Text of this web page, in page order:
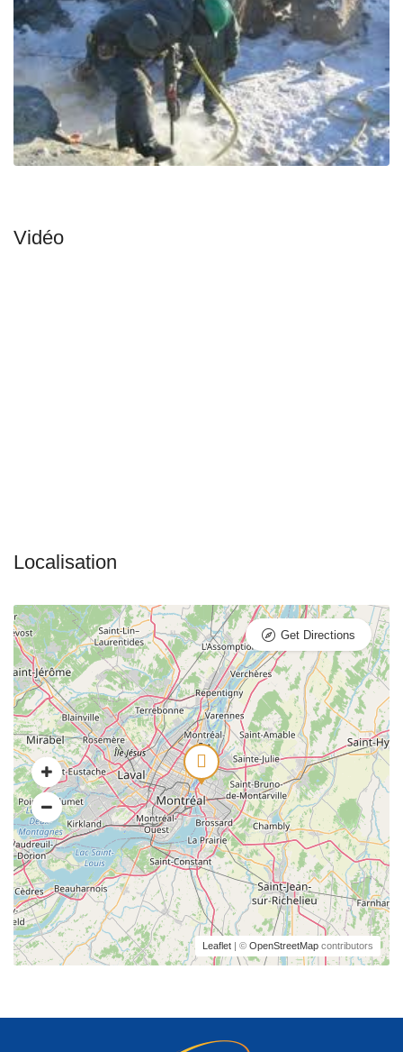
Leaflet | © OpenStreetMap contributors
Get Directions